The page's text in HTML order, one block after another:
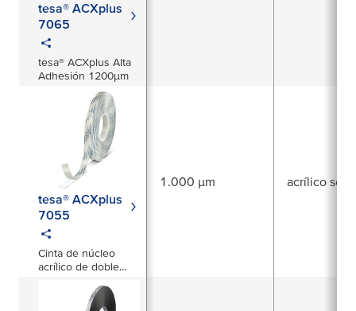
tesa® ACXplus
7065
tesa® ACXplus Alta
Adhesión 1200µm
tesa® ACXplus
7055
Cinta de núcleo
acrílico de doble
1.000 µm acrílico